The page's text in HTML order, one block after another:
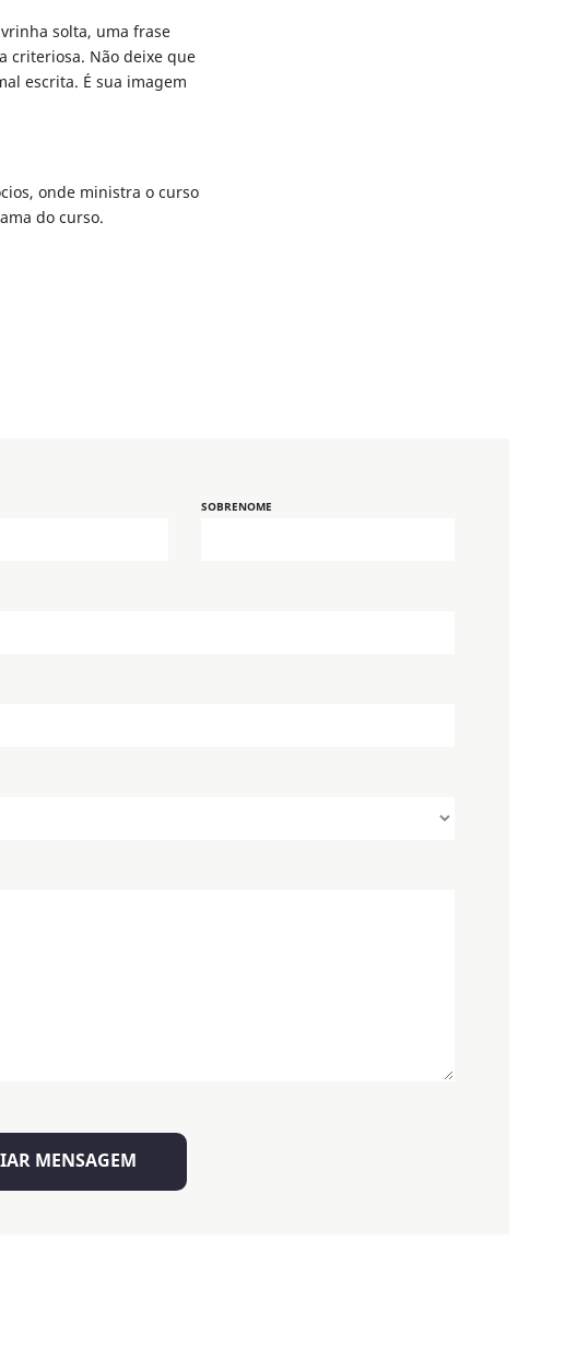
solta, uma frase
criteriosa. Não deixe que
escrita. É sua imagem
onde ministra o curso
do curso.
SOBRENOME